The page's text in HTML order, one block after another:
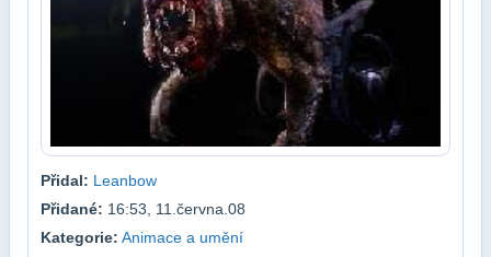
Přidal: Leanbow
Přidané: 16:53, 11.června.08
Kategorie: Animace a umění